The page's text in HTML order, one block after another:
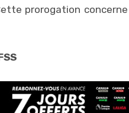
prorogation